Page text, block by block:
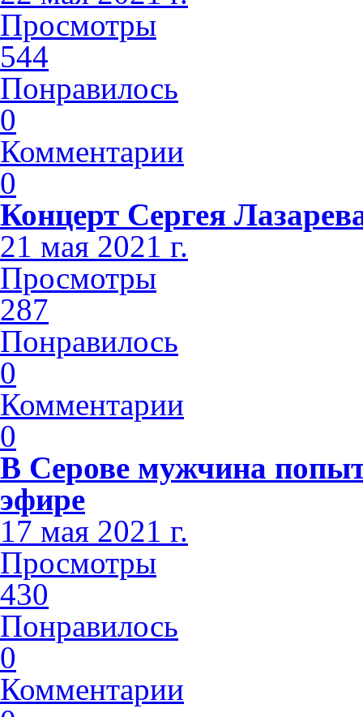
Просмотры
544
Понравилось
0
Комментарии
0
Концерт Сергея
21 мая 2021 г.
Просмотры
287
Понравилось
0
Комментарии
0
В Серове мужчина
эфире
17 мая 2021 г.
Просмотры
430
Понравилось
0
Комментарии